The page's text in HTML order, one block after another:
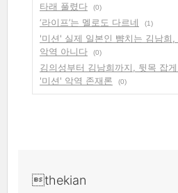
타래 풀렸다
(0)
‘라이프’는 멜로도 다르네
(1)
'미션' 실제 일본인 뺨치는 김남희,
악역 아니다
(0)
김의성부터 김남희까지, 뒷목 잡
'미션' 악역 존재론
(0)
thekian